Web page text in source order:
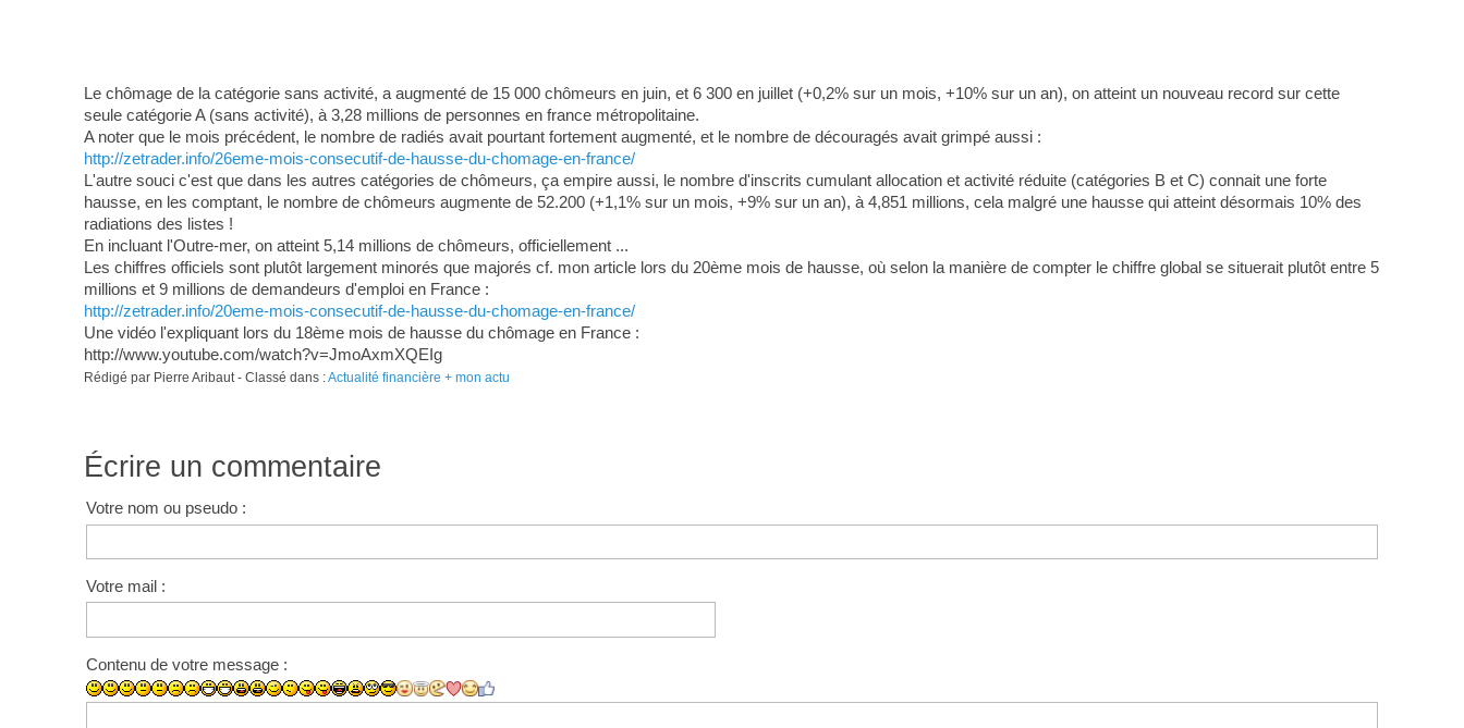
Le chômage de la catégorie sans activité, a augmenté de 15 000 chômeurs en juin, et 6 300 en juillet (+0,2% sur un mois, +10% sur un an), on atteint un nouveau record sur cette
seule catégorie A (sans activité), à 3,28 millions de personnes en france métropolitaine.
A noter que le mois précédent, le nombre de radiés avait pourtant fortement augmenté, et le nombre de découragés avait grimpé aussi :
http://zetrader.info/26eme-mois-consecutif-de-hausse-du-chomage-en-france/
L'autre souci c'est que dans les autres catégories de chômeurs, ça empire aussi, le nombre d'inscrits cumulant allocation et activité réduite (catégories B et C) connait une forte
hausse, en les comptant, le nombre de chômeurs augmente de 52.200 (+1,1% sur un mois, +9% sur un an), à 4,851 millions, cela malgré une hausse qui atteint désormais 10% des
radiations des listes !
En incluant l'Outre-mer, on atteint 5,14 millions de chômeurs, officiellement ...
Les chiffres officiels sont plutôt largement minorés que majorés cf. mon article lors du 20ème mois de hausse, où selon la manière de compter le chiffre global se situerait plutôt entre 5
millions et 9 millions de demandeurs d'emploi en France :
http://zetrader.info/20eme-mois-consecutif-de-hausse-du-chomage-en-france/
Une vidéo l'expliquant lors du 18ème mois de hausse du chômage en France :
http://www.youtube.com/watch?v=JmoAxmXQEIg
Rédigé par Pierre Aribaut - Classé dans :Actualité financière + mon actu
Écrire un commentaire
Votre nom ou pseudo :
Votre mail :
Contenu de votre message :